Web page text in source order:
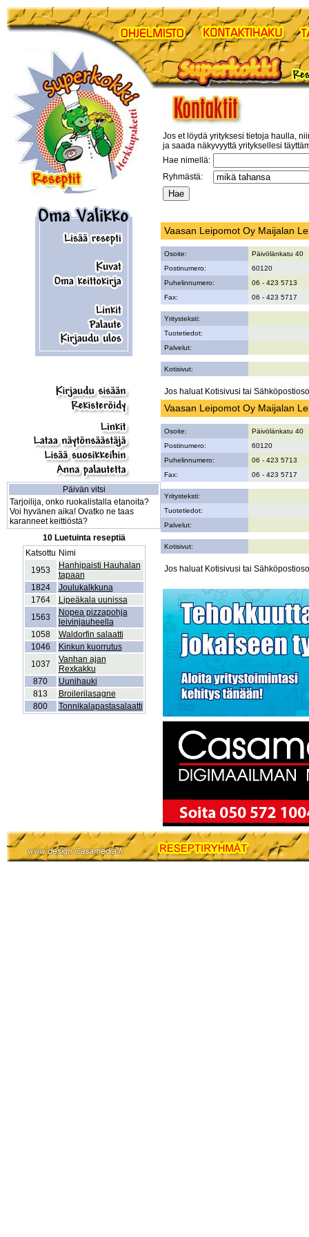
Päivän vitsi
Tarjoilija, onko ruokalistalla etanoita?
Voi hyvänen aika! Ovatko ne taas
karanneet keittiöstä?
10 Luetuinta reseptiä
Katsottu Nimi
1953
Hanhipaisti Hauhalan
tapaan
1824
Joulukalkkuna
1764
Lipeäkala uunissa
1563
Nopea pizzapohja
leivinjauheella
1058
Waldorfin salaatti
1046
Kinkun kuorrutus
1037
Vanhan ajan
Rexkakku
870
Uunihauki
813
Broilerilasagne
800
Tonnikalapastasalaatti
Jos et löydä yrityksesi tietoja haulla,
ja saada näkyvyyttä yrityksellesi
Hae nimellä:
Ryhmästä:
Vaasan Leipomot Oy Maijalan
Osoite:
Päivölänkatu 40
Postinumero:
60120
Puhelinnumero:
06 - 423 5713
Fax:
06 - 423 5717
Yritysteksti:
Tuotetiedot:
Palvelut:
Kotisivut:
Jos haluat Kotisivusi tai
Vaasan Leipomot Oy Maijalan
Osoite:
Päivölänkatu 40
Postinumero:
60120
Puhelinnumero:
06 - 423 5713
Fax:
06 - 423 5717
Yritysteksti:
Tuotetiedot:
Palvelut:
Kotisivut:
Jos haluat Kotisivusi tai